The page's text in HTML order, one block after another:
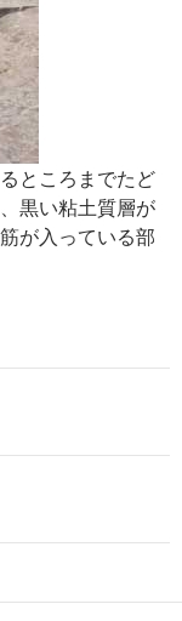
ところまでたど
黒い粘土質層が
が入っている部